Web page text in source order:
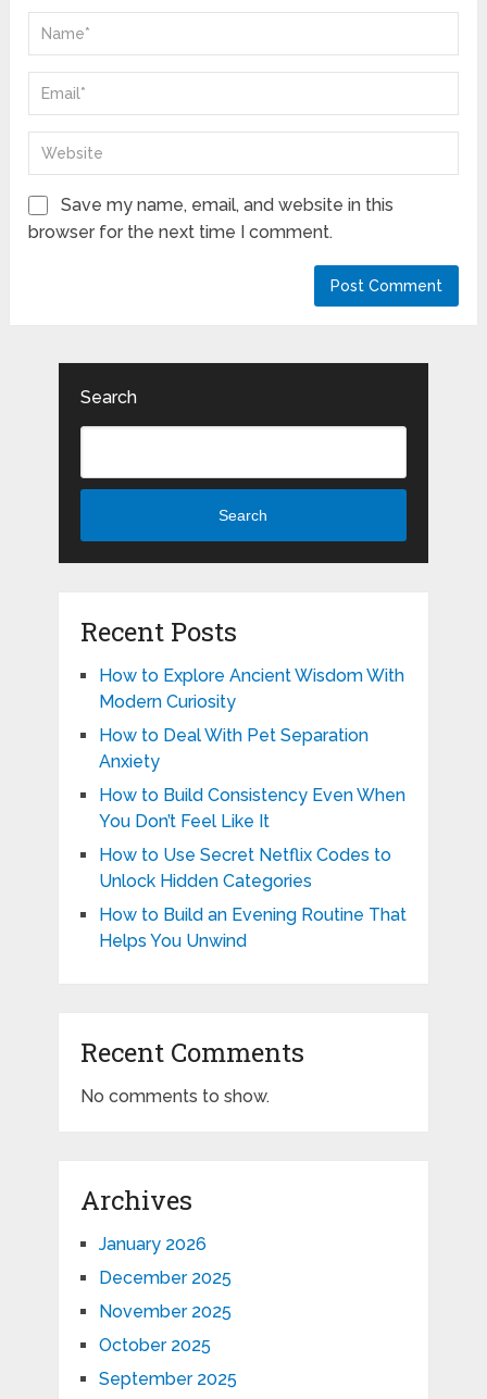
Save my name, email, and website in this
browser for the next time I comment.
Search
Search
Recent Posts
How to Explore Ancient Wisdom With
Modern Curiosity
How to Deal With Pet Separation
Anxiety
How to Build Consistency Even When
You Don’t Feel Like It
How to Use Secret Netflix Codes to
Unlock Hidden Categories
How to Build an Evening Routine That
Helps You Unwind
Recent Comments
No comments to show.
Archives
January 2026
December 2025
November 2025
October 2025
September 2025